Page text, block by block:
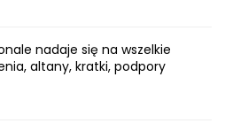
nadaje się na wszelkie
altany, kratki, podpory